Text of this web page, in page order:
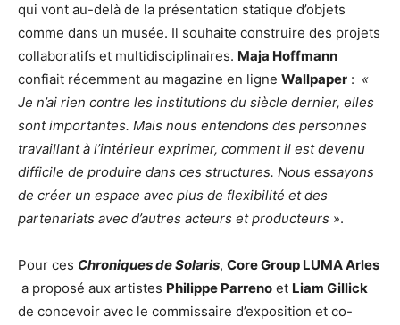
qui vont au-delà de la présentation statique d’objets
comme dans un musée. Il souhaite construire des projets
collaboratifs et multidisciplinaires. Maja Hoffmann
confiait récemment au magazine en ligne Wallpaper : «
Je n’ai rien contre les institutions du siècle dernier, elles
sont importantes. Mais nous entendons des personnes
travaillant à l’intérieur exprimer, comment il est devenu
difficile de produire dans ces structures. Nous essayons
de créer un espace avec plus de flexibilité et des
partenariats avec d’autres acteurs et producteurs ».
Pour ces Chroniques de Solaris, Core Group LUMA Arles
a proposé aux artistes Philippe Parreno et Liam Gillick
de concevoir avec le commissaire d’exposition et co-